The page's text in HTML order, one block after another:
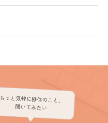
もっと気軽に移住のこと、
聞いてみたい